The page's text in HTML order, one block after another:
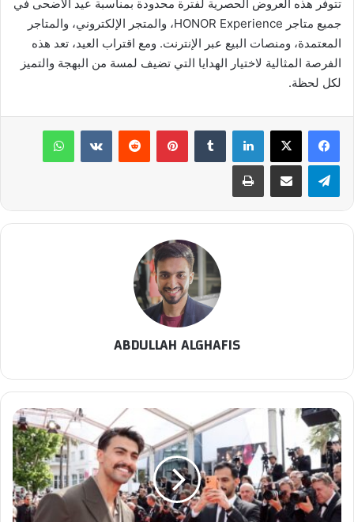
تتوفر هذه العروض الحصرية لفترة محدودة بمناسبة عيد الأضحى في
جميع متاجر HONOR Experience، والمتجر الإلكتروني، والمتاجر
المعتمدة، ومنصات البيع عبر الإنترنت. ومع اقتراب العيد، تعد هذه
الفرصة المثالية لاختيار الهدايا التي تضيف لمسة من البهجة والتميز
لكل لحظة.
لينكدإن بينتيريست واتساب
تيلقرام مشاركة عبر البريد طباعة
ABDULLAH ALGHAFIS
HONOR
تستعرض
هاتف
«روبوت
فون»
وإمكانات
جديدة